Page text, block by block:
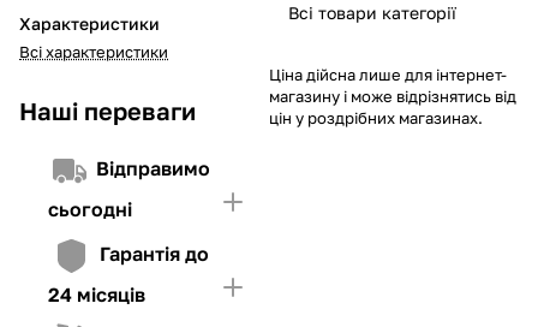
Характеристики
Всі характеристики
Наші переваги
Відправимо
сьогодні
Гарантія до
24 місяців
Всі товари категорії
Ціна дійсна лише для інтернет-
магазину і може відрізнятись від
цін у роздрібних магазинах.